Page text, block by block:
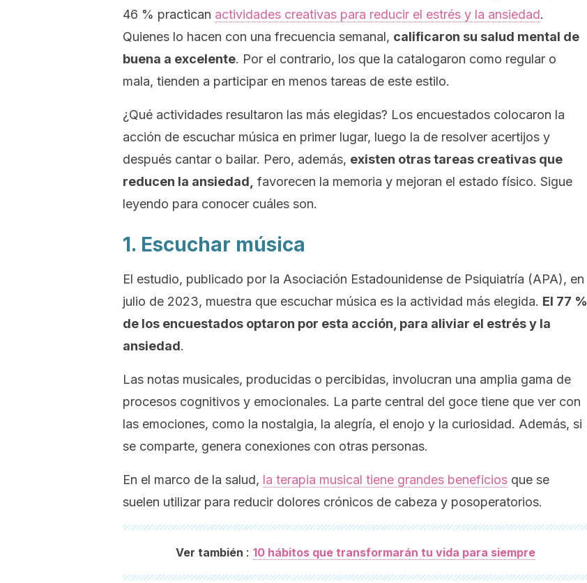
46 % practican actividades creativas para reducir el estrés y la ansiedad.
Quienes lo hacen con una frecuencia semanal, calificaron su salud mental de
buena a excelente. Por el contrario, los que la catalogaron como regular o
mala, tienden a participar en menos tareas de este estilo.
¿Qué actividades resultaron las más elegidas? Los encuestados colocaron la
acción de escuchar música en primer lugar, luego la de resolver acertijos y
después cantar o bailar. Pero, además, existen otras tareas creativas que
reducen la ansiedad, favorecen la memoria y mejoran el estado físico. Sigue
leyendo para conocer cuáles son.
1. Escuchar música
El estudio, publicado por la Asociación Estadounidense de Psiquiatría (APA), en
julio de 2023, muestra que escuchar música es la actividad más elegida. El 77 %
de los encuestados optaron por esta acción, para aliviar el estrés y la
ansiedad.
Las notas musicales, producidas o percibidas, involucran una amplia gama de
procesos cognitivos y emocionales. La parte central del goce tiene que ver con
las emociones, como la nostalgia, la alegría, el enojo y la curiosidad. Además, si
se comparte, genera conexiones con otras personas.
En el marco de la salud, la terapia musical tiene grandes beneficios que se
suelen utilizar para reducir dolores crónicos de cabeza y posoperatorios.
Ver también : 10 hábitos que transformarán tu vida para siempre